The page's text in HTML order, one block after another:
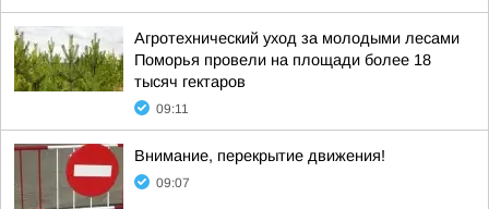
Агротехнический уход за молодыми лесами
Поморья провели на площади более 18
тысяч гектаров
09:11
Внимание, перекрытие движения!
09:07